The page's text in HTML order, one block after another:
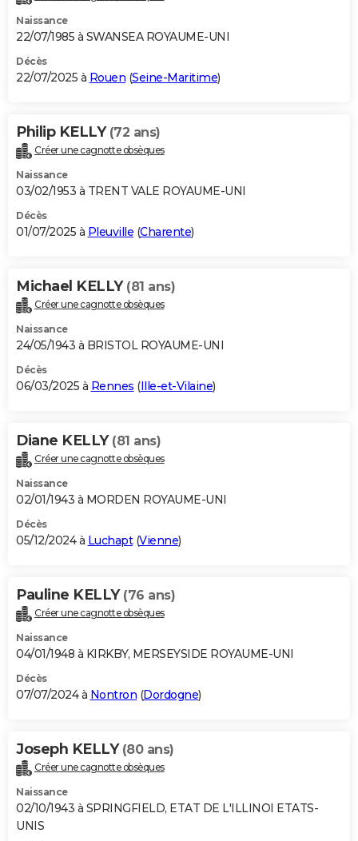
Naissance
22/07/1985 à SWANSEA ROYAUME-UNI
Décès
22/07/2025 à Rouen (Seine-Maritime)
Philip KELLY (72 ans)
Créer une cagnotte obsèques
Naissance
03/02/1953 à TRENT VALE ROYAUME-UNI
Décès
01/07/2025 à Pleuville (Charente)
Michael KELLY (81 ans)
Créer une cagnotte obsèques
Naissance
24/05/1943 à BRISTOL ROYAUME-UNI
Décès
06/03/2025 à Rennes (Ille-et-Vilaine)
Diane KELLY (81 ans)
Créer une cagnotte obsèques
Naissance
02/01/1943 à MORDEN ROYAUME-UNI
Décès
05/12/2024 à Luchapt(Vienne)
Pauline KELLY (76 ans)
Créer une cagnotte obsèques
Naissance
04/01/1948 à KIRKBY, MERSEYSIDE ROYAUME-UNI
Décès
07/07/2024 à Nontron (Dordogne)
Joseph KELLY (80 ans)
Créer une cagnotte obsèques
Naissance
02/10/1943 à SPRINGFIELD, ETAT DE L'ILLINOI ETATS-
UNIS